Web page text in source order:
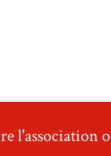
l'association